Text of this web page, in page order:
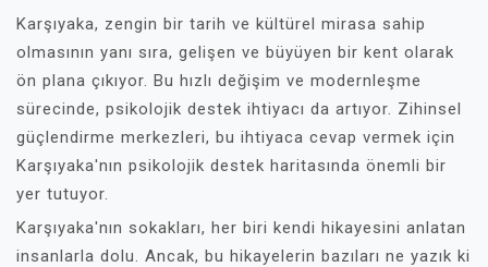
Karşıyaka, zengin bir tarih ve kültürel mirasa sahip
olmasının yanı sıra, gelişen ve büyüyen bir kent olarak
ön plana çıkıyor. Bu hızlı değişim ve modernleşme
sürecinde, psikolojik destek ihtiyacı da artıyor. Zihinsel
güçlendirme merkezleri, bu ihtiyaca cevap vermek için
Karşıyaka'nın psikolojik destek haritasında önemli bir
yer tutuyor.
Karşıyaka'nın sokakları, her biri kendi hikayesini anlatan
insanlarla dolu. Ancak, bu hikayelerin bazıları ne yazık ki